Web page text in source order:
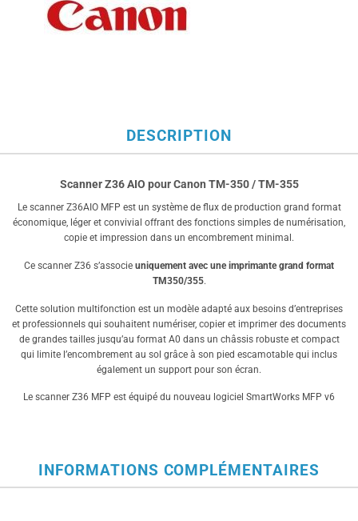
761,00€. 850,00€.
DESCRIPTION
Scanner Z36 AIO pour Canon TM-350 / TM-355
Le scanner Z36AIO MFP est un système de flux de production grand format
économique, léger et convivial offrant des fonctions simples de numérisation,
copie et impression dans un encombrement minimal.
Ce scanner Z36 s’associe uniquement avec une imprimante grand format
TM350/355.
Cette solution multifonction est un modèle adapté aux besoins d’entreprises
et professionnels qui souhaitent numériser, copier et imprimer des documents
de grandes tailles jusqu’au format A0 dans un châssis robuste et compact
qui limite l’encombrement au sol grâce à son pied escamotable qui inclus
également un support pour son écran.
Le scanner Z36 MFP est équipé du nouveau logiciel SmartWorks MFP v6
INFORMATIONS COMPLÉMENTAIRES